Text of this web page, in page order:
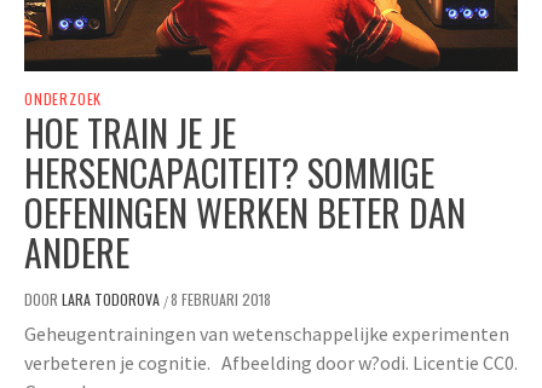
ONDERZOEK
HOE TRAIN JE JE
HERSENCAPACITEIT? SOMMIGE
OEFENINGEN WERKEN BETER DAN
ANDERE
DOOR LARA TODOROVA /8 FEBRUARI 2018
Geheugentrainingen van wetenschappelijke experimenten
verbeteren je cognitie. Afbeelding door w?odi. Licentie CC0.